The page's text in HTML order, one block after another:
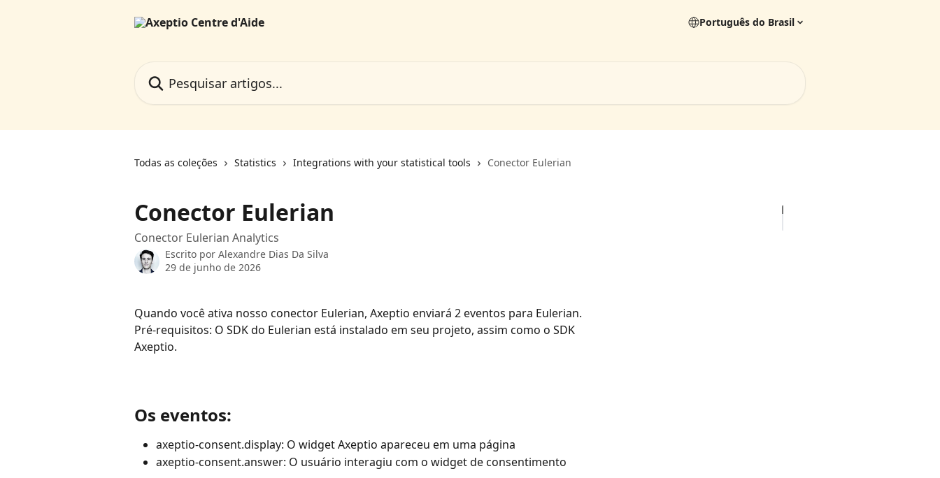
Português do Brasil
Todas as coleções Statistics Integrations with your statistical tools Conector Eulerian
Conector Eulerian
Conector Eulerian Analytics
Escrito por Alexandre Dias Da Silva
29 de junho de 2026
Quando você ativa nosso conector Eulerian, Axeptio enviará 2 eventos para Eulerian.
Pré-requisitos: O SDK do Eulerian está instalado em seu projeto, assim como o SDK
Axeptio.
Os eventos:
axeptio-consent.display: O widget Axeptio apareceu em uma página
axeptio-consent.answer: O usuário interagiu com o widget de consentimento